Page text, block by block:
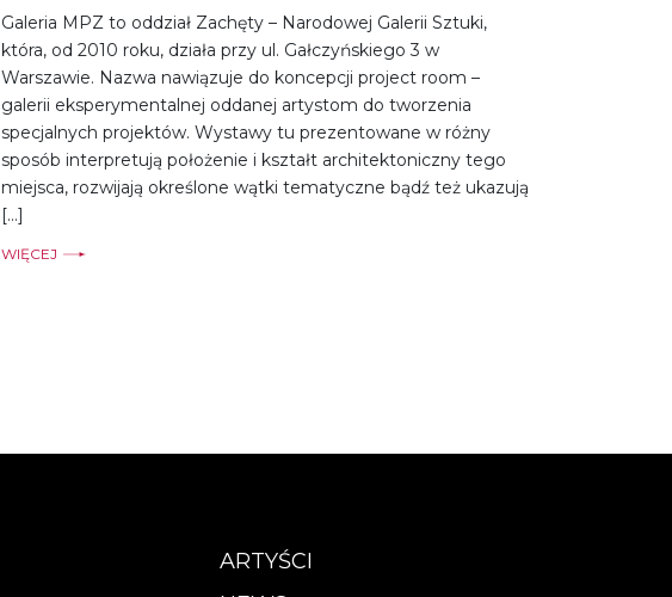
Galeria MPZ to oddział Zachęty – Narodowej Galerii Sztuki,
która, od 2010 roku, działa przy ul. Gałczyńskiego 3 w
Warszawie. Nazwa nawiązuje do koncepcji project room –
galerii eksperymentalnej oddanej artystom do tworzenia
specjalnych projektów. Wystawy tu prezentowane w różny
sposób interpretują położenie i kształt architektoniczny tego
miejsca, rozwijają określone wątki tematyczne bądź też ukazują
[…]
WIĘCEJ
ARTYŚCI